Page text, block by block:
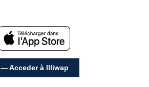
— Acceder à Illiwap